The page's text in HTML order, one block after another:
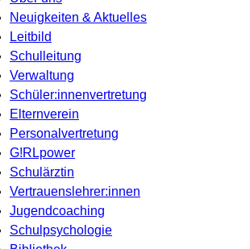
Neuigkeiten & Aktuelles
Leitbild
Schulleitung
Verwaltung
Schüler:innenvertretung
Elternverein
Personalvertretung
G!RLpower
Schulärztin
Vertrauenslehrer:innen
Jugendcoaching
Schulpsychologie